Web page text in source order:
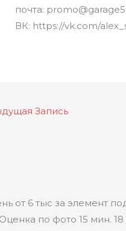
почта:
ВК: https://vk.com/
Запись
от 6 тыс за элемент
по фото 15 мин. 18